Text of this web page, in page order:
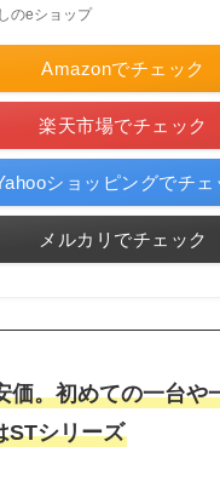
のeショップ
Amazonでチェック
楽天市場でチェック
ショッピングでチェ
メルカリでチェック
価。初めての一台や
STシリーズ